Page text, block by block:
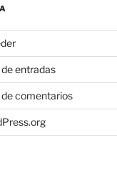
de entradas
de comentarios